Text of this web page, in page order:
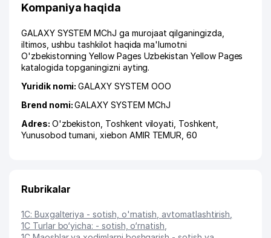
Kompaniya haqida
GALAXY SYSTEM MChJ ga murojaat qilganingizda,
iltimos, ushbu tashkilot haqida ma'lumotni
O'zbekistonning Yellow Pages Uzbekistan Yellow Pages
katalogida topganingizni ayting.
Yuridik nomi:GALAXY SYSTEM ООО
Brend nomi:GALAXY SYSTEM MChJ
Adres: O'zbekiston, Toshkent viloyati Toshkent
Yunusobod tumani ,xiеbon AMIR TEMUR , 60
Rubrikalar
1C: Buxgalteriya - sotish, o'rnatish, avtomatlashtirish
1C Turlar bo‘yicha: - sotish, o‘rnatish